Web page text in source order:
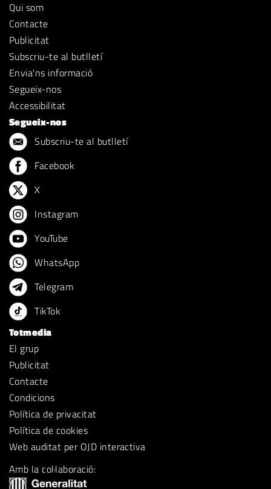
Qui som
Contacte
Publicitat
Subscriu-te al butlletí
Envia'ns informació
Segueix-nos
Accessibilitat
Segueix-nos
Subscriu-te al butlletí
Facebook
X
Instagram
YouTube
WhatsApp
Telegram
TikTok
Totmedia
El grup
Publicitat
Contacte
Condicions
Política de privacitat
Política de cookies
Web auditat per OJD interactiva
Amb la col·laboració: